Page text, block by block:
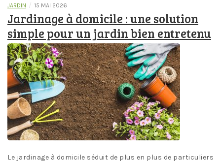
JARDIN / 15 MAI 2026
Jardinage à domicile : une solution
simple pour un jardin bien entretenu
Le jardinage à domicile séduit de plus en plus de particuliers